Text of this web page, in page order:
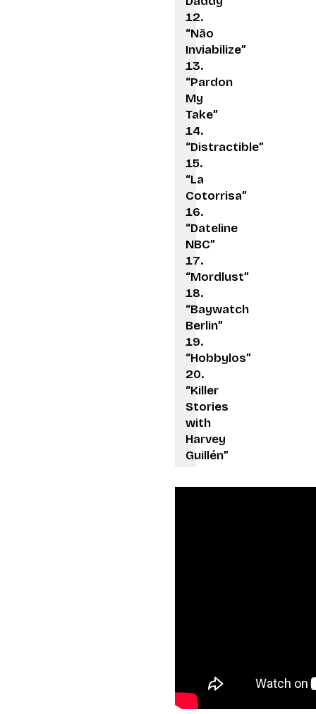
“Não
Inviabilize”
“Pardon
My
Take”
“Distractible”
“La
Cotorrisa”
“Dateline
NBC”
“Mordlust”
“Baywatch
Berlin”
“Hobbylos”
“Killer
Stories
with
Harvey
Guillén”